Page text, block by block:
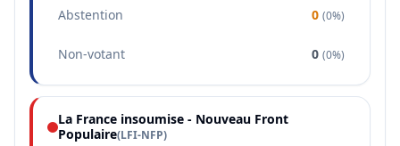
Abstention 0 (0%)
Non-votant 0 (0%)
La France insoumise - Nouveau Front
Populaire(LFI-NFP)